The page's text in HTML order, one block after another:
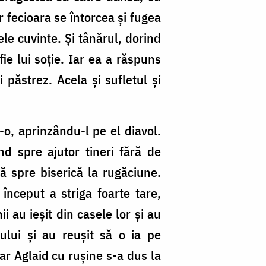
se întorcea și fugea
cuvinte. Și tânărul, dorind
lui soție. Iar ea a răspuns
păstrez. Acela și sufletul și
aprinzându-l pe el diavol.
spre ajutor tineri fără de
spre biserică la rugăciune.
a striga foarte tare,
au ieșit din casele lor și au
și au reușit să o ia pe
Aglaid cu rușine s-a dus la